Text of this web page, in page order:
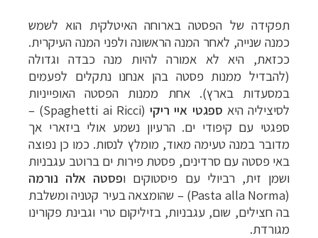
תפקידה של הפסטה בארוחה האיטלקית הוא לשמש
כמנה שנייה, לאחר המנה הראשונה ולפני המנה העיקרית.
ככזאת, היא לא אמורה להיות מנה כבדה וגדולה
(להבדיל ממנות פסטה בהן אנחנו נתקלים לפעמים
במסעדות בארץ). אחת ממנות הפסטה האופייניות
לסיציליה היא ספגטי איי ריקי (
Spaghetti ai Ricci
) –
ספגטי עם קיפודי ים. הרעיון נשמע אולי ביזארי אך
מדובר במנה טעימה מאוד, מומלץ לנסות. כמו כן נפוצה
באי פסטה עם סרדינים, פסטת פירות ים ברוטב עגבניות
ושמן זית, רביולי עם פיסטוקים ופסטה אלה נורמה
(
Pasta alla Norma) – שהומצאה בעיר קטניה ומשלבת
בה חצילים, שום, עגבניות, בזיליקום טרי וגבינת פקורינו
מגורדת.